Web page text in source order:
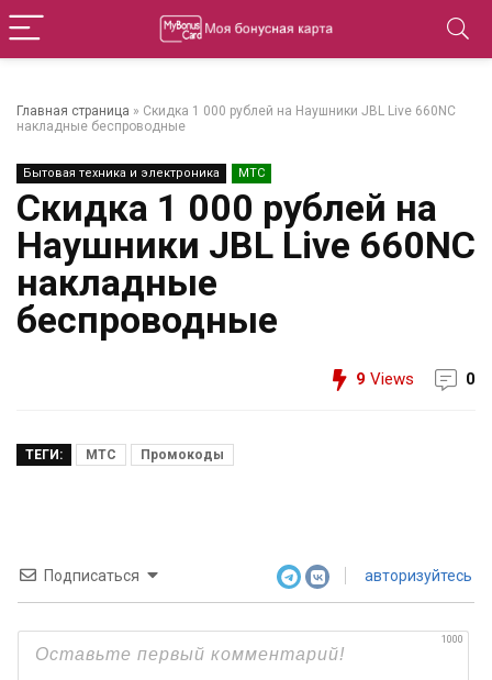
Главная страница » Скидка 1 000 рублей на Наушники JBL Live 660NC
накладные беспроводные
Бытовая техника и электроника МТС
Скидка 1 000 рублей на
Наушники JBL Live 660NC
накладные
беспроводные
9 Views 0
ТЕГИ: МТС Промокоды
Подписаться авторизуйтесь
1000